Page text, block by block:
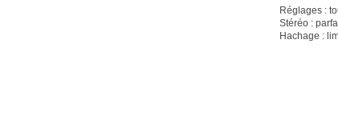
Réglages :
Stéréo :
Hachage :